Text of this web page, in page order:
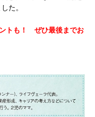
た。
トも！ ぜひ最後までお